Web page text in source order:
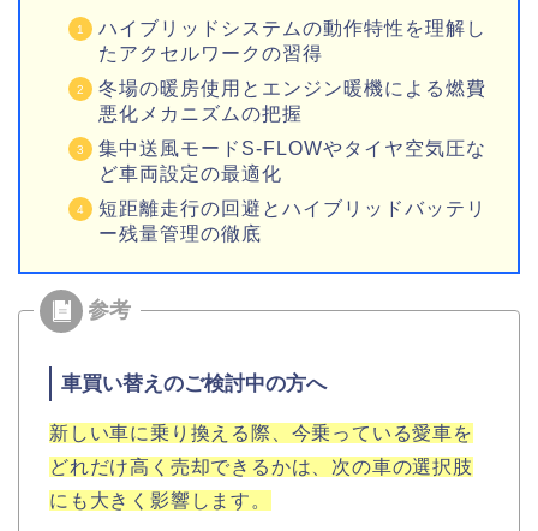
ハイブリッドシステムの動作特性を理解し
たアクセルワークの習得
冬場の暖房使用とエンジン暖機による燃費
悪化メカニズムの把握
集中送風モードS-FLOWやタイヤ空気圧な
ど車両設定の最適化
短距離走行の回避とハイブリッドバッテリ
ー残量管理の徹底
車買い替えのご検討中の方へ
新しい車に乗り換える際、今乗っている愛車を
どれだけ高く売却できるかは、次の車の選択肢
にも大きく影響します。